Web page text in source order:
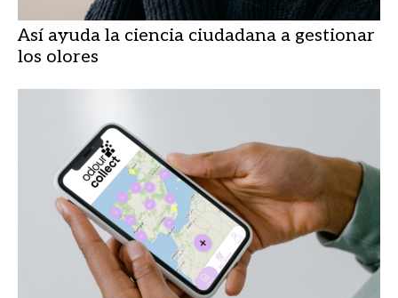
Así ayuda la ciencia ciudadana a gestionar
los olores